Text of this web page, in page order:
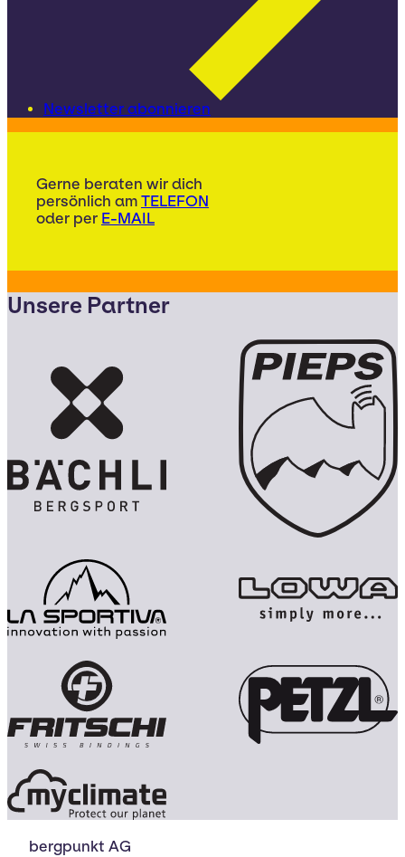
Newsletter abonnieren
Gerne beraten wir dich
persönlich am TELEFON
oder per E-MAIL
Unsere Partner
bergpunkt AG